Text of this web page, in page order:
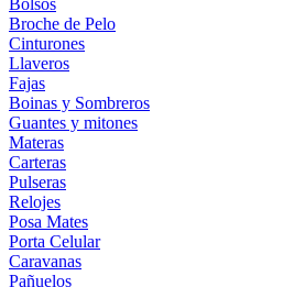
Bolsos
Broche de Pelo
Cinturones
Llaveros
Fajas
Boinas y Sombreros
Guantes y mitones
Materas
Carteras
Pulseras
Relojes
Posa Mates
Porta Celular
Caravanas
Pañuelos